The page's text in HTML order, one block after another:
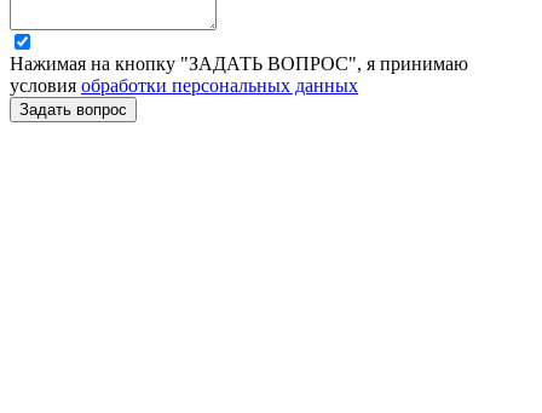
Нажимая на кнопку "ЗАДАТЬ ВОПРОС", я принимаю
условия обработки персональных данных
Задать вопрос